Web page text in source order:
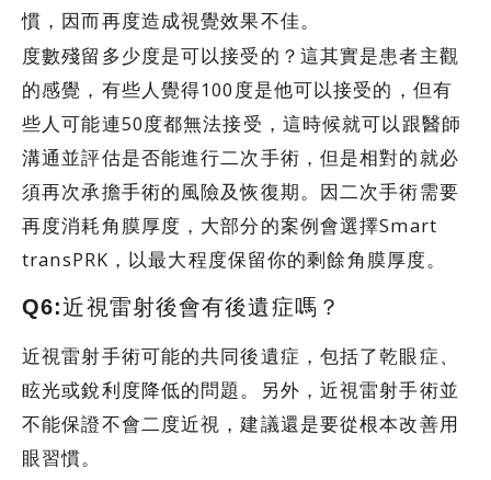
慣，因而再度造成視覺效果不佳。
度數殘留多少度是可以接受的？這其實是患者主觀
的感覺，有些人覺得100度是他可以接受的，但有
些人可能連50度都無法接受，這時候就可以跟醫師
溝通並評估是否能進行二次手術，但是相對的就必
須再次承擔手術的風險及恢復期。因二次手術需要
再度消耗角膜厚度，大部分的案例會選擇Smart
transPRK，以最大程度保留你的剩餘角膜厚度。
Q6:近視雷射後會有後遺症嗎？
近視雷射手術可能的共同後遺症，包括了乾眼症、
眩光或銳利度降低的問題。另外，近視雷射手術並
不能保證不會二度近視，建議還是要從根本改善用
眼習慣。